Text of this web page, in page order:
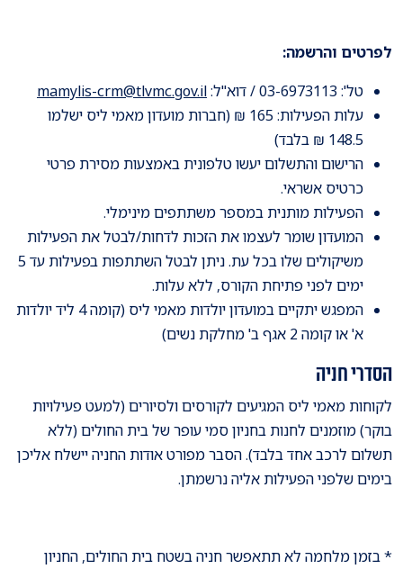
לפרטים והרשמה:
טל': 03-6973113 / דוא"ל:
mamylis-crm@tlvmc.gov.il
עלות הפעילות: 165 ₪ (חברות מועדון מאמי ליס ישלמו
148.5 ₪ בלבד)
הרישום והתשלום יעשו טלפונית באמצעות מסירת פרטי
כרטיס אשראי.
הפעילות מותנית במספר משתתפים מינימלי.
המועדון שומר לעצמו את הזכות לדחות/לבטל את הפעילות
משיקולים שלו בכל עת. ניתן לבטל השתתפות בפעילות עד 5
ימים לפני פתיחת הקורס, ללא עלות.
המפגש יתקיים במועדון יולדות מאמי ליס (קומה 4 ליד יולדות
א' או קומה 2 אגף ב' מחלקת נשים)
הסדרי חניה
לקוחותמאמי ליס המגיעים לקורסים ולסיורים (למעט פעילויות
בוקר) מוזמנים לחנות בחניון סמי עופר של בית החולים (ללא
תשלום לרכב אחד בלבד). הסבר מפורט אודות החניה יישלח אליכן
בימים שלפני הפעילות אליה נרשמתן.
* בזמן מלחמה לא תתאפשר חניה בשטח בית החולים, החניון